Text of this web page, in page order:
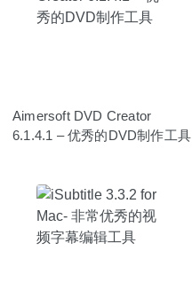
Aimersoft DVD Creator
6.1.4.1 – 优秀的DVD制作工具